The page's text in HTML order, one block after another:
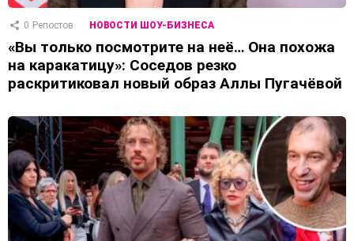
0 Репостов НОВОСТИ ШОУ-БИЗНЕСА
«Вы только посмотрите на неё… Она похожа
на каракатицу»: Соседов резко
раскритиковал новый образ Аллы Пугачёвой